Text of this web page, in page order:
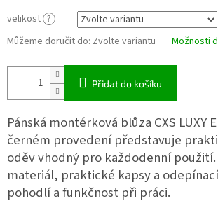
velikost ?
Můžeme doručit do: Zvolte variantu Možnosti
Přidat do košíku
Pánská montérková blůza CXS LUXY
černém provedení představuje
oděv vhodný pro každodenní
materiál, praktické kapsy a
pohodlí a funkčnost při práci.